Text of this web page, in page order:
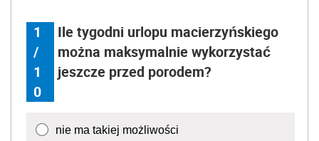
1
/
1
0
Ile tygodni urlopu macierzyńskiego
można maksymalnie wykorzystać
jeszcze przed porodem?
nie ma takiej możliwości